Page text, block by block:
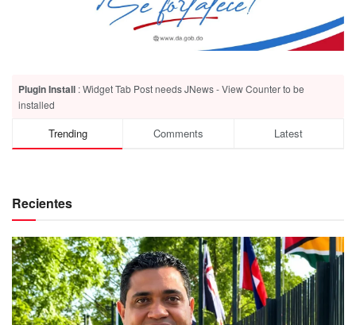
Plugin Install : Widget Tab Post needs JNews - View Counter to be
installed
Trending Comments Latest
Recientes